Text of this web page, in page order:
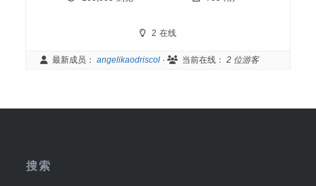
2 在线
最新成员： angelikaodriscol· 当前在线： 2 位游客
搜索